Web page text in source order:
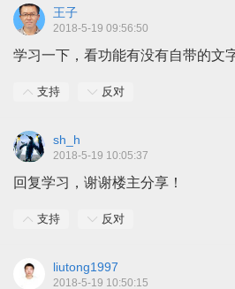
王子
2018-5-19 09:56:50
学习一下，看功能有没有自带的文
支持 反对
sh_h
2018-5-19 10:05:37
回复学习，谢谢楼主分享！
支持 反对
liutong1997
2018-5-19 10:50:15